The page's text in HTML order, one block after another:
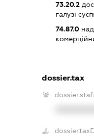
73.20.2
галузі
74.87.0
dossier.tax